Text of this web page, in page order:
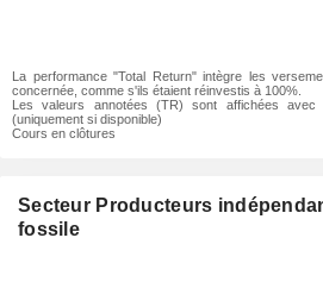
La performance "Total Return" intègre les
concernée, comme s'ils étaient réinvestis à 100%.
Les valeurs annotées (TR) sont affichées avec
(uniquement si disponible)
Cours en clôtures
Secteur Producteurs
fossile